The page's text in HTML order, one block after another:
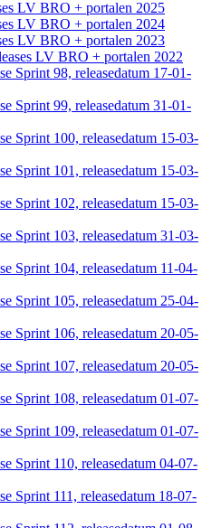
LV BRO + portalen 2025
LV BRO + portalen 2024
LV BRO + portalen 2023
LV BRO + portalen 2022
Sprint 98, releasedatum 17-01-
Sprint 99, releasedatum 31-01-
Sprint 100, releasedatum 15-03-
Sprint 101, releasedatum 15-03-
Sprint 102, releasedatum 15-03-
Sprint 103, releasedatum 31-03-
Sprint 104, releasedatum 11-04-
Sprint 105, releasedatum 25-04-
Sprint 106, releasedatum 20-05-
Sprint 107, releasedatum 20-05-
Sprint 108, releasedatum 01-07-
Sprint 109, releasedatum 01-07-
Sprint 110, releasedatum 04-07-
Sprint 111, releasedatum 18-07-